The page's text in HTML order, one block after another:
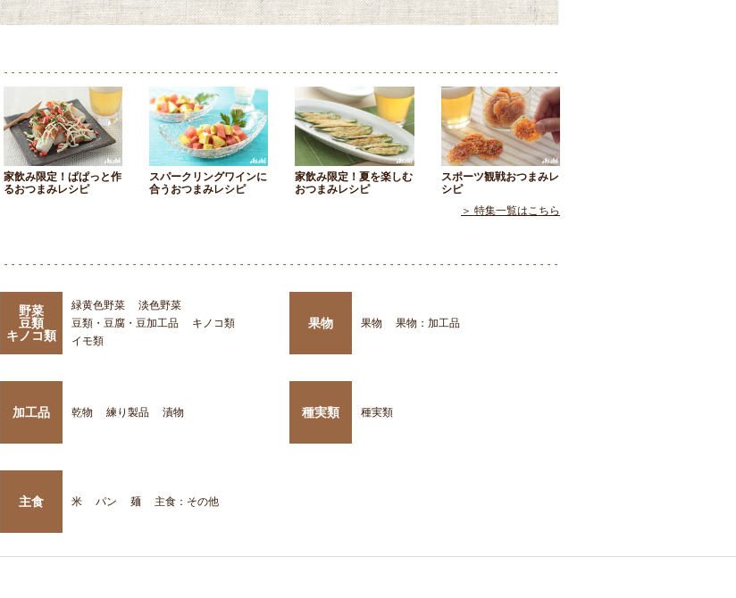
家飲み限定！ぱぱっと作
るおつまみレシピ
スパークリングワインに
合うおつまみレシピ
家飲み限定！夏を楽しむ
おつまみレシピ
スポーツ観戦おつまみレ
シピ
＞ 特集一覧はこちら
野菜
豆類
キノコ類
緑黄色野菜
淡色野菜
豆類・豆腐・豆加工品
キノコ類
イモ類
果物 果物 果物：加工品
加工品 乾物 練り製品 漬物 種実類 種実類
主食 米 パン 麺 主食：その他